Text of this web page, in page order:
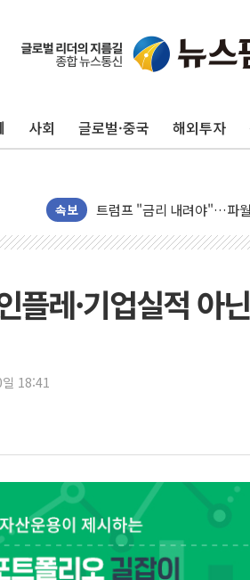
사회 글로벌·중국 해외투자
속보
뉴욕증시 프리뷰, 美 고용
뉴욕증시 개장 전 특징주...
특정 정치인 측근 포항시 정
李 "해남 태양광, 대한민국
트럼프, 中 겨냥 폴리실리
[사진] 빈살만과 에르도안의
황희 '폐버스 청년주택'
폭염 누그러지고 가뭄 숙지
사우디·튀르키예·파키스
신길동 신축도 3.3㎡당
용산공원·그린벨트로 또
[AI 부동산 투데이] 특공 전
플레·기업실적 아
18:41